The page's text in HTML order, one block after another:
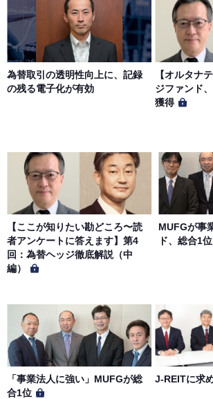
サイトのサービス内容を変更する場合が
第７条（個人情報の取扱い）
当社は、会員の個人情報を別途オンライ
「プライバシーポリシー」に基づき、適
為替取引の透明性向上に、記録
の残る電子化が有効
【オルタナ
ジファンド
獲得
【ここが知りたい勘どころ〜読
者アンケートに答えます】第4
回：為替ヘッジ徹底解説（中
編）
MUFGが事
ド、総合1位
「事業法人に強い」MUFGが総
合1位
J-REITに求